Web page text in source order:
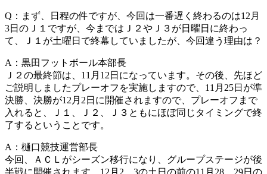
Q：まず、日程の件ですが、今回は一番遅く終わるのは12月
3日のＪ１ですが、今まではＪ２やＪ３が日曜日に終わっ
て、Ｊ１が土曜日で終幕していましたが、今回違う理由は？
A：黒田フットボール本部長
Ｊ２の最終節は、11月12日になっています。その後、先ほど
ご説明しましたプレーオフを実施しますので、11月25日が準
決勝、決勝が12月2日に開催されますので、プレーオフまで
入れると、Ｊ１、Ｊ２、Ｊ３ともにほぼ同じタイミングで終
了するということです。
A：樋口競技運営部長
今回、ＡＣＬがシーズン移行になり、グループステージが後